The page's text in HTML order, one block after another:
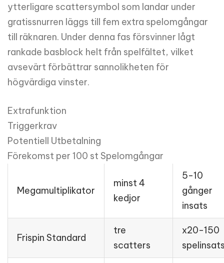
ytterligare scattersymbol som landar under
gratissnurren läggs till fem extra spelomgångar
till räknaren. Under denna fas försvinner lågt
rankade basblock helt från spelfältet, vilket
avsevärt förbättrar sannolikheten för
högvärdiga vinster.
Extrafunktion
Triggerkrav
Potentiell Utbetalning
Förekomst per 100 st Spelomgångar
Megamultiplikator
minst 4
kedjor
5-10
gånger
insats
Frispin Standard
tre
scatters
x20-150